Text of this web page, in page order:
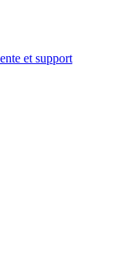
et support